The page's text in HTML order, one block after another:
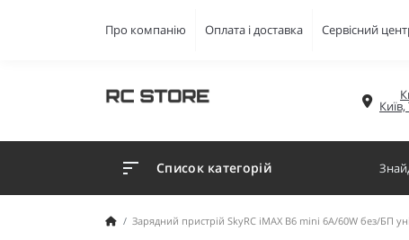
Про компанію Оплата і доставка Сервісний
Список категорій
Зарядний пристрій SkyRC iMAX B6 mini 6A/60W без/БП